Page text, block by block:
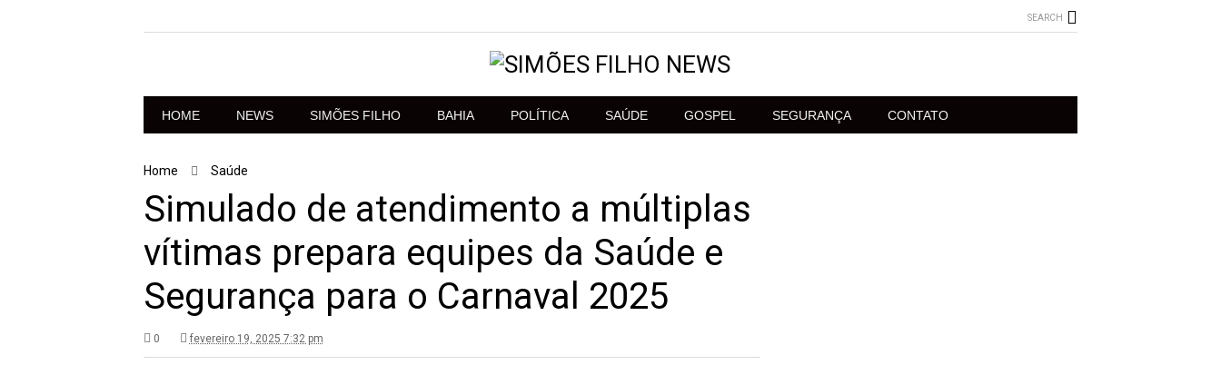
SEARCH
HOME NEWS SIMÕES FILHO BAHIA POLÍTICA SAÚDE GOSPEL SEGURANÇA CONTATO
Home Saúde
Simulado de atendimento a múltiplas
vítimas prepara equipes da Saúde e
Segurança para o Carnaval 2025
0 fevereiro 19, 2025 7:32 pm